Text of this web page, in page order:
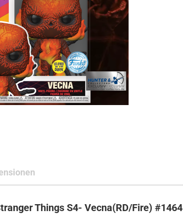
Toys
Subjects
Hersteller
Things S4- Vecna(RD/Fire) #1464